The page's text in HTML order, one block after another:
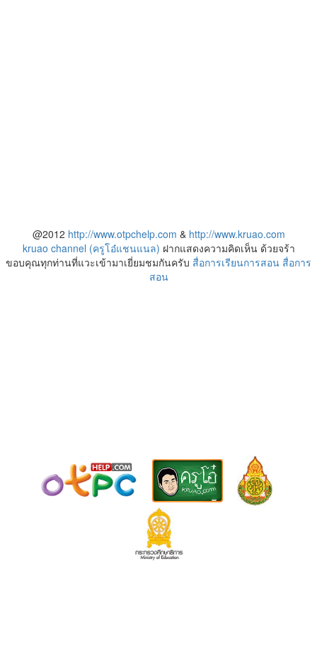
@2012 http://www.otpchelp.com & http://www.kruao.com
kruao channel (ครูโอ๋แชนแนล) ฝากแสดงความคิดเห็น ด้วยจร้า
ขอบคุณทุกท่านที่แวะเข้ามาเยี่ยมชมกันครับ สื่อการเรียนการสอน สื่อการ
สอน